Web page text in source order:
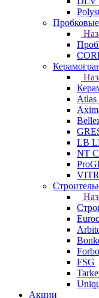
Atlas
LB
NT
FSG
Акции